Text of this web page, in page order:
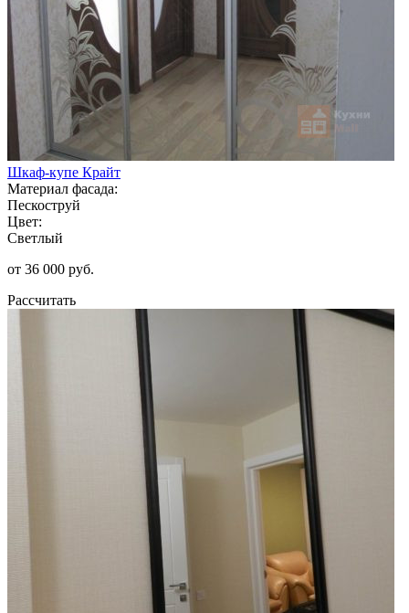
Шкаф-купе Крайт
Материал фасада:
Пескоструй
Цвет:
Светлый
от 36 000 руб.
Рассчитать